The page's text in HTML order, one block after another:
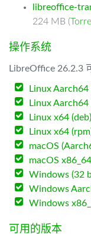
libreoffice-
224 MB (
操作系统
LibreOffice 26.2.3
Linux Aarch64
Linux Aarch64
Linux x64 (deb)
Linux x64
macOS
macOS
Windows (32
Windows
Windows
可用的版本